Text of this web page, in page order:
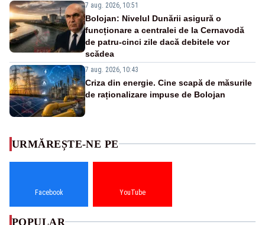
7 aug. 2026, 10:51
Bolojan: Nivelul Dunării asigură o
funcționare a centralei de la Cernavodă
de patru-cinci zile dacă debitele vor
scădea
7 aug. 2026, 10:43
Criza din energie. Cine scapă de măsurile
de raționalizare impuse de Bolojan
URMĂREȘTE-NE PE
Facebook YouTube
POPULAR